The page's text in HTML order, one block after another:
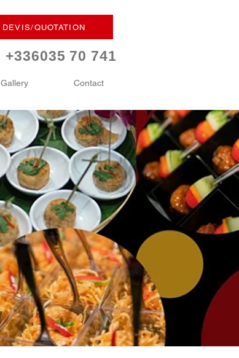
DEVIS/QUOTATION
+336035 70 741
Gallery Contact